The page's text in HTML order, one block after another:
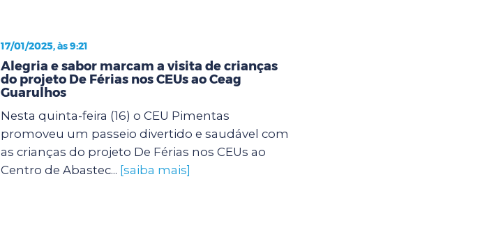
17/01/2025, às 9:21
Alegria e sabor marcam a visita de crianças
do projeto De Férias nos CEUs ao Ceag
Guarulhos
Nesta quinta-feira (16) o CEU Pimentas
promoveu um passeio divertido e saudável com
as crianças do projeto De Férias nos CEUs ao
Centro de Abastec... [saiba mais]